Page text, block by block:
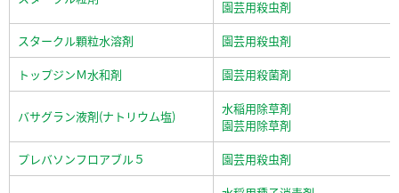
園芸用殺虫剤
スタークル顆粒水溶剤
園芸用殺虫剤
トップジンＭ水和剤
園芸用殺菌剤
バサグラン液剤(ナトリウム塩)
水稲用除草剤
園芸用除草剤
プレバソンフロアブル５
園芸用殺虫剤